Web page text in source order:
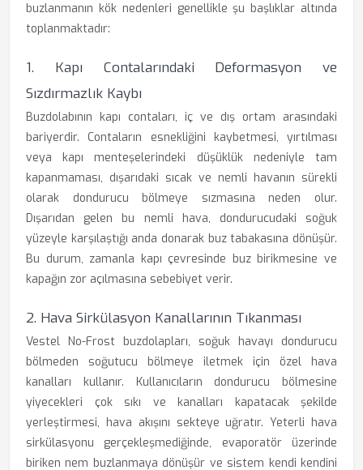
buzlanmanın kök nedenleri genellikle şu başlıklar altında
toplanmaktadır:
1. Kapı Contalarındaki Deformasyon ve
Sızdırmazlık Kaybı
Buzdolabının kapı contaları, iç ve dış ortam arasındaki
bariyerdir. Contaların esnekliğini kaybetmesi, yırtılması
veya kapı menteşelerindeki düşüklük nedeniyle tam
kapanmaması, dışarıdaki sıcak ve nemli havanın sürekli
olarak dondurucu bölmeye sızmasına neden olur.
Dışarıdan gelen bu nemli hava, dondurucudaki soğuk
yüzeyle karşılaştığı anda donarak buz tabakasına dönüşür.
Bu durum, zamanla kapı çevresinde buz birikmesine ve
kapağın zor açılmasına sebebiyet verir.
2. Hava Sirkülasyon Kanallarının Tıkanması
Vestel No-Frost buzdolapları, soğuk havayı dondurucu
bölmeden soğutucu bölmeye iletmek için özel hava
kanalları kullanır. Kullanıcıların dondurucu bölmesine
yiyecekleri çok sıkı ve kanalları kapatacak şekilde
yerleştirmesi, hava akışını sekteye uğratır. Yeterli hava
sirkülasyonu gerçekleşmediğinde, evaporatör üzerinde
biriken nem buzlanmaya dönüşür ve sistem kendi kendini